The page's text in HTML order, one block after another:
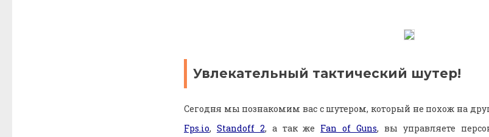
Увлекательный тактический шутер!
Сегодня мы познакомим вас с шутером, который не похож на
Fps.io, Standoff 2, а так же Fan of Guns, вы управляете